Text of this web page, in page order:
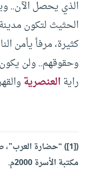
الذي يحصل الآن..
الحثيث لتكون
كثيرة، مرفأ يأمن
وحقوقهم.. ولن يكون
رايةالعنصرية
(
[1]
مكتبة الأسرة 2000م.